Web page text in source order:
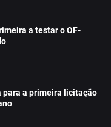
a testar o OF-
para a primeira licitação